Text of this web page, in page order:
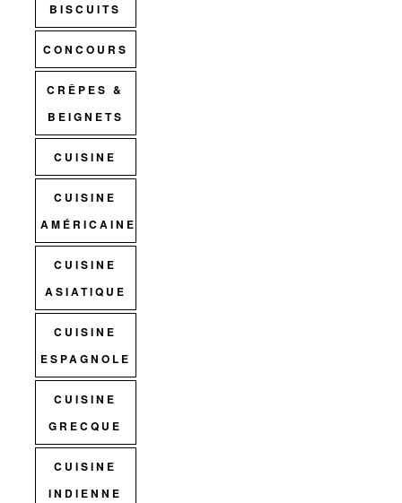
BISCUITS
CONCOURS
CRÊPES &
BEIGNETS
CUISINE
CUISINE
AMÉRICAINE
CUISINE
ASIATIQUE
CUISINE
ESPAGNOLE
CUISINE
GRECQUE
CUISINE
INDIENNE